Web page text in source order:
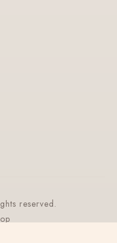
reserved.